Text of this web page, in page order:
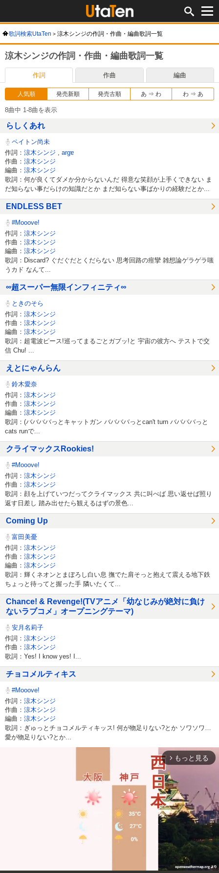
歌詞検索UtaTen 涼木シンジの作詞・作曲・編曲歌詞一覧
涼木シンジの作詞・作曲・編曲歌詞一覧
作詞 作曲 編曲
人気順 発売新順 発売古順 あ ⇒ わ わ ⇒ あ
8曲中 1-8曲を表示
らしくあれ
ペイトン尚未
作詞： 涼木シンジ
argɐ
作曲： 涼木シンジ
編曲： 涼木シンジ
歌詞：何が良くてダメか分からないんだ 得意な笑顔が上手くできない ま
だ知らない事だらけの知識だとか まだ知らない事ばかりの経験だとか...
ENDLESS BET
#Mooove!
作詞： 涼木シンジ
作曲： 涼木シンジ
編曲： 涼木シンジ
歌詞：Discard? ぐだぐだとくだらない 思考回路の痙攣 雑想論ゲラゲラ嗤
うカド なんて...
∞超スーパー無限インフィニティ∞
ときのそら
作詞： 涼木シンジ
作曲： 涼木シンジ
編曲： 涼木シンジ
歌詞：超電波ピース!巡ってまるごとガブッ!と 宇宙の彼方へ テストで交
信 Chu! ...
えとにゃんらん
鈴木愛奈
作詞： 涼木シンジ
作曲： 涼木シンジ
編曲： 涼木シンジ
歌詞：(ババババっとキャットガン ババババっとcan't turn ババババっと
cats runで...
クライマックスRookies!
#Mooove!
作詞： 涼木シンジ
作曲： 涼木シンジ
歌詞：顔を上げていつだってクライマックス 共に叫べば 思い返せば照り
返す日差し 踏み出せたら観えるはずの景色...
Coming Up
富田美憂
作詞： 涼木シンジ
作曲： 涼木シンジ
編曲： 涼木シンジ
歌詞：輝くネオンとまぼろし白い息 撫でた肩そっと抱えて震える地下鉄
ちょっと待ってと握った手 隣いたくて...
Chance! & Revenge!(TVアニメ「幼なじみが絶対に負け
ないラブコメ」オープニングテーマ)
安月名莉子
作詞： 涼木シンジ
作曲： 涼木シンジ
歌詞：Yes! I know yes! I...
チョコメルティキス
#Mooove!
作詞： 涼木シンジ
作曲： 涼木シンジ
編曲： 涼木シンジ
歌詞：ぎゅっとチョコメルティキッス! 何が物足りない?とか ソワソワ…
愛が物足りない?とか...
arrow_forward_ios もっと見る